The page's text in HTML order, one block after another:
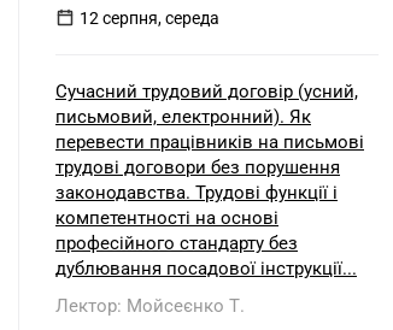
12 серпня, середа
Сучасний трудовий договір (усний,
письмовий, електронний). Як
перевести працівників на письмові
трудові договори без порушення
законодавства. Трудові функції і
компетентності на основі
професійного стандарту без
дублювання посадової інструкції...
Лектор: Мойсеєнко Т.